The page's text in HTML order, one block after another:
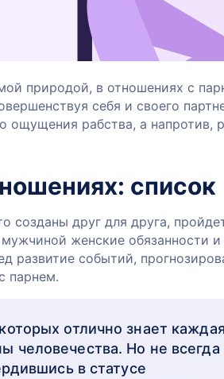
природой, в отношениях с
себя и своего
ощущения рабства, а напротив,
список
созданы друг для друга,
женские обязанности и
развитие событий,
парнем.
отлично знает
человечества. Но не всегда
в статусе